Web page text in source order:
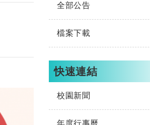
全部公告
檔案下載
快速連結
校園新聞